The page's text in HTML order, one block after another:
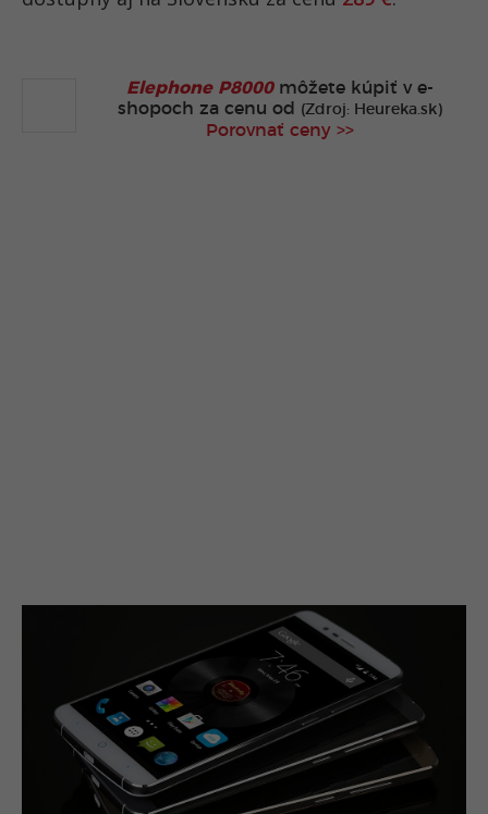
Elephone P8000môžete kúpiť v e-
shopoch za cenu od
(Zdroj: Heureka.sk)
Porovnať ceny >>